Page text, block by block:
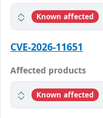
Known affected
CVE-2026-11651
Affected products
Known affected